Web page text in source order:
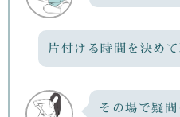
片付ける時間を決め
その場で疑